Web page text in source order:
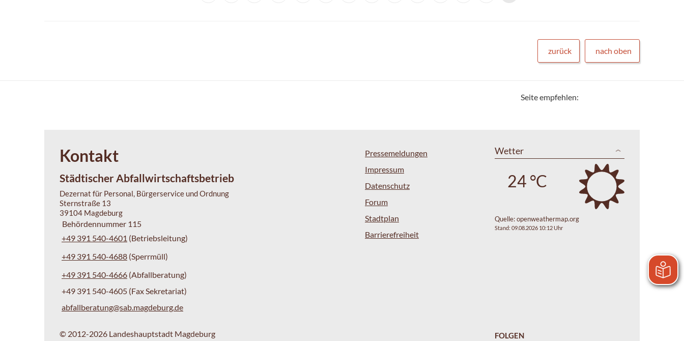
zurück nach oben
Seite empfehlen:
Kontakt
Städtischer Abfallwirtschaftsbetrieb
Dezernat für Personal, Bürgerservice und Ordnung
Sternstraße 13
39104 Magdeburg
Behördennummer 115
+49 391 540-4601 (Betriebsleitung)
+49 391 540-4688 (Sperrmüll)
+49 391 540-4666 (Abfallberatung)
+49 391 540-4605 (Fax Sekretariat)
abfallberatung@sab.magdeburg.de
Pressemeldungen
Impressum
Datenschutz
Forum
Stadtplan
Barrierefreiheit
Wetter
24 °C
Quelle:openweathermap.org
Stand: 09.08.2026 10:12 Uhr
© 2012-2026 Landeshauptstadt Magdeburg FOLGEN